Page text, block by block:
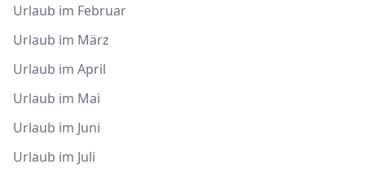
Urlaub im Februar
Urlaub im März
Urlaub im April
Urlaub im Mai
Urlaub im Juni
Urlaub im Juli